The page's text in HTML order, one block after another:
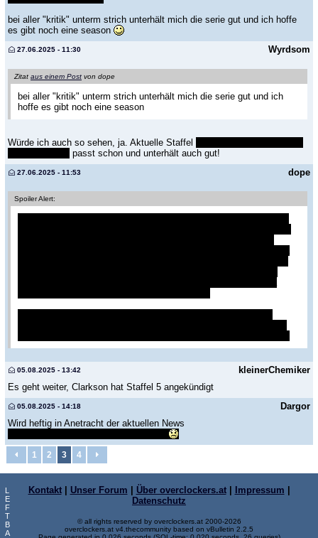
bei aller "kritik" unterm strich unterhält mich die serie gut und ich hoffe
es gibt noch eine season
Wyrdsom
27.06.2025 - 11:30
Zitat aus einem Post von dope
bei aller "kritik" unterm strich unterhält mich die serie gut und ich
hoffe es gibt noch eine season
Würde ich auch so sehen, ja. Aktuelle Staffel
passt schon und unterhält auch gut!
dope
27.06.2025 - 11:53
Spoiler Alert:
kleinerChemiker
05.08.2025 - 13:42
Es geht weiter, Clarkson hat Staffel 5 angekündigt
Dargor
05.08.2025 - 14:18
Wird heftig in Anetracht der aktuellen News
1 2 3 4
L
E
F
T
B
A
Kontakt| Unser Forum | Über overclockers.at| Impressum |
Datenschutz
© all rights reserved by overclockers.at 2000-2026
overclockers.at v4.thecommunity based on vBulletin 2.2.5